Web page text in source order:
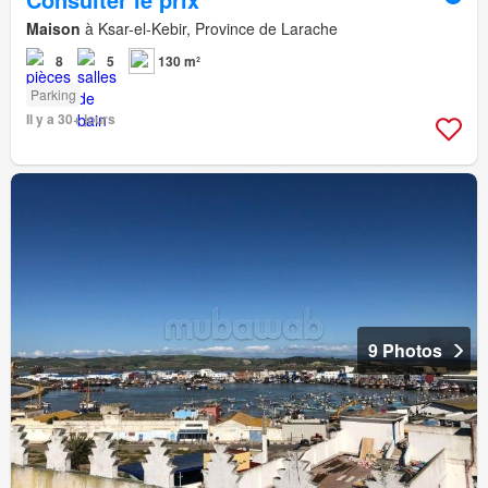
Maison à Ksar-el-Kebir, Province de Larache
8 5 130 m²
Parking
Il y a 30+ jours
9 Photos